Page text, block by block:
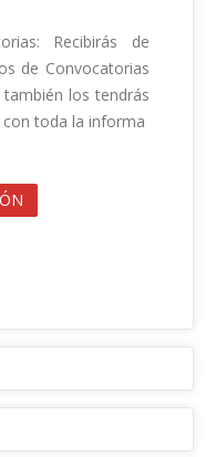
de Convocatorias
los tendrás
toda la informa
de 1978